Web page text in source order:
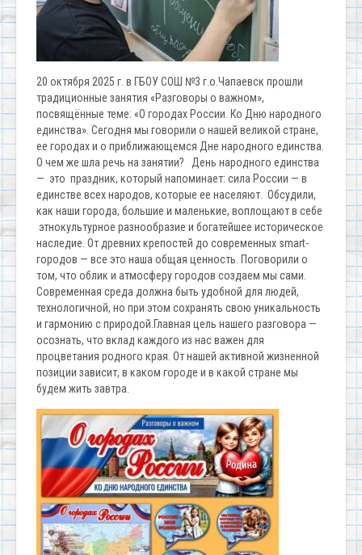
20 октября 2025 г. в ГБОУ СОШ №3 г.о.Чапаевск прошли
традиционные занятия «Разговоры о важном»,
посвящённые теме: «О городах России. Ко Дню народного
единства». Сегодня мы говорили о нашей великой стране,
ее городах и о приближающемся Дне народного единства.
О чем же шла речь на занятии? День народного единства
— это праздник, который напоминает: сила России — в
единстве всех народов, которые ее населяют. Обсудили,
как наши города, большие и маленькие, воплощают в себе
этнокультурное разнообразие и богатейшее историческое
наследие. От древних крепостей до современных smart-
городов — все это наша общая ценность. Поговорили о
том, что облик и атмосферу городов создаем мы сами.
Современная среда должна быть удобной для людей,
технологичной, но при этом сохранять свою уникальность
и гармонию с природой.Главная цель нашего разговора —
осознать, что вклад каждого из нас важен для
процветания родного края. От нашей активной жизненной
позиции зависит, в каком городе и в какой стране мы
будем жить завтра.